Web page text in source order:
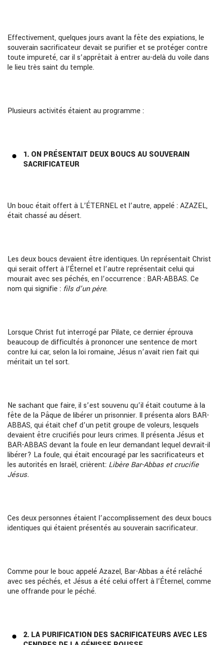
Effectivement, quelques jours avant la fête des expiations, le
souverain sacrificateur devait se purifier et se protéger contre
toute impureté, car il s’apprêtait à entrer au-delà du voile dans
le lieu très saint du temple.
Plusieurs activités étaient au programme :
1. ON PRÉSENTAIT DEUX BOUCS AU SOUVERAIN
SACRIFICATEUR
Un bouc était offert à L’ÉTERNEL et l’autre, appelé : AZAZEL,
était chassé au désert.
Les deux boucs devaient être identiques. Un représentait Christ
qui serait offert à l’Éternel et l’autre représentait celui qui
mourait avec ses péchés, en l’occurrence : BAR-ABBAS. Ce
nom qui signifie : fils d’unpère.
Lorsque Christ fut interrogé par Pilate, ce dernier éprouva
beaucoup de difficultés à prononcer une sentence de mort
contre lui car, selon la loi romaine, Jésus n’avait rien fait qui
méritait un tel sort.
Ne sachant que faire, il s’est souvenu qu’il était coutume à la
fête de la Pâque de libérer un prisonnier. Il présenta alors BAR-
ABBAS, qui était chef d’un petit groupe de voleurs, lesquels
devaient être crucifiés pour leurs crimes. Il présenta Jésus et
BAR-ABBAS devant la foule en leur demandant lequel devrait-il
libérer? La foule, qui était encouragé par les sacrificateurs et
les autorités en Israël, crièrent: Libère Bar-Abbas et crucifie
Jésus.
Ces deux personnes étaient l’accomplissement des deux boucs
identiques qui étaient présentés au souverain sacrificateur.
Comme pour le bouc appelé Azazel, Bar-Abbas a été relâché
avec ses péchés, et Jésus a été celui offert à l’Éternel, comme
une offrande pour le péché.
2. LA PURIFICATION DES SACRIFICATEURS AVEC LES